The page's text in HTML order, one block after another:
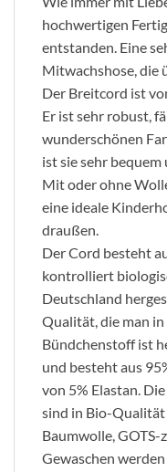
hochwertigen
entstanden. Eine
Mitwachshose, die
Der Breitcord ist
Er ist sehr robust,
wunderschönen
ist sie sehr
Mit oder ohne
eine ideale
draußen.
Der Cord besteht
kontrolliert
Deutschland
Qualität, die man
Bündchenstoff ist
und besteht aus
von 5% Elastan.
sind in Bio-Qualität
Baumwolle,
Gewaschen